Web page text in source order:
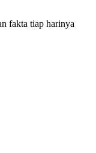
fakta tiap harinya